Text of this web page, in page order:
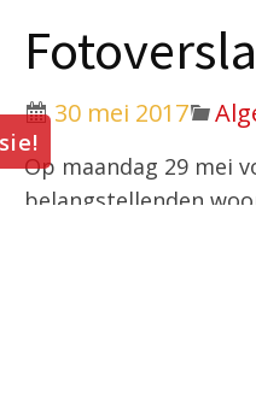
30 mei 2017
Op maandag 29 mei
belangstellenden